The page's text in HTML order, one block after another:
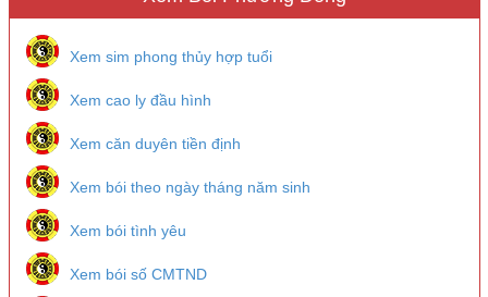
Xem sim phong thủy hợp tuổi
Xem cao ly đầu hình
Xem căn duyên tiền định
Xem bói theo ngày tháng năm sinh
Xem bói tình yêu
Xem bói số CMTND